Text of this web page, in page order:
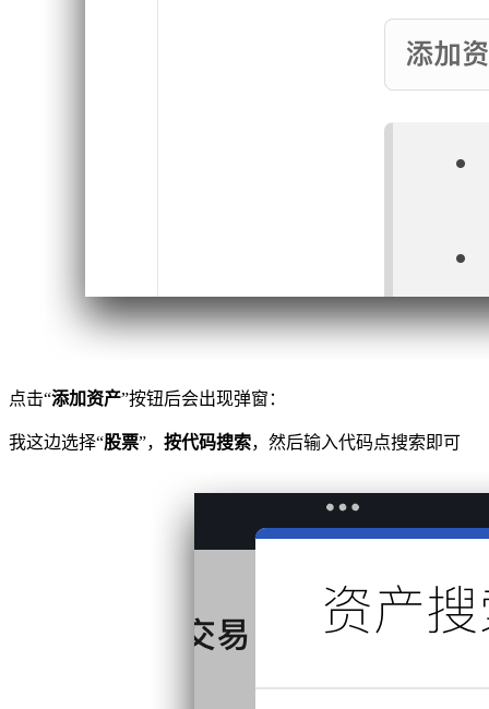
点击“添加资产”按钮后会出现弹窗：
我这边选择“股票”， 按代码搜索，然后输入代码点搜索即可